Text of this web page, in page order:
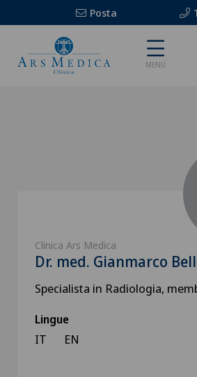
Posta
MENU
Clinica Ars Medica
Dr. med. Gianmarco
Specialista in Radiologia,
Lingue
IT EN